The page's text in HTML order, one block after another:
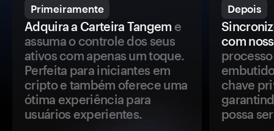
Primeiramente
Adquira a Carteira Tangem e
assuma o controle dos seus
ativos com apenas um toque.
Perfeita para iniciantes em
cripto e também oferece uma
ótima experiência para
usuários experientes.
Depois
com
chave
possa